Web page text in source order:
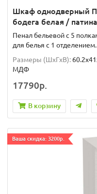
Шкаф однодверный
бодега белая /
Пенал бельевой с 5
для белья с 1
Размеры (ШxГxВ):
МДФ
17790р.
В корзину
Ваша скидка: 3200р.